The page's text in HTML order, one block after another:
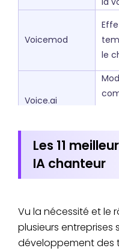
Voicemod
le
Voice.ai
iMyFone
MagicMic
de
Voicify.ai
Les 11
IA chanteur
Vu la nécessité et le
plusieurs entreprises
développement des